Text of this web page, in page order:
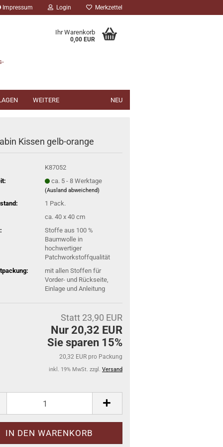
Impressum Login Merkzettel
Ihr Warenkorb
0,00 EUR
NEU
WEITERE
Kissen gelb-orange
K87052
ca. 5 - 8 Werktage
(Ausland abweichend)
1 Pack.
ca. 40 x 40 cm
Stoffe aus 100 %
Baumwolle in
hochwertiger
Patchworkstoffqualität
mit allen Stoffen für
Vorder- und Rückseite,
Einlage und Anleitung
Statt 23,90 EUR
Nur 20,32 EUR
Sie sparen 15%
20,32 EUR pro Packung
inkl. 19% MwSt. zzgl. Versand